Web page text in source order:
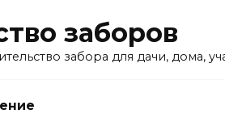
заборов
забора для дачи, дома,